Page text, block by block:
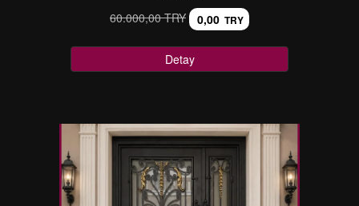
60.000,00 TRY 0,00 TRY
Detay